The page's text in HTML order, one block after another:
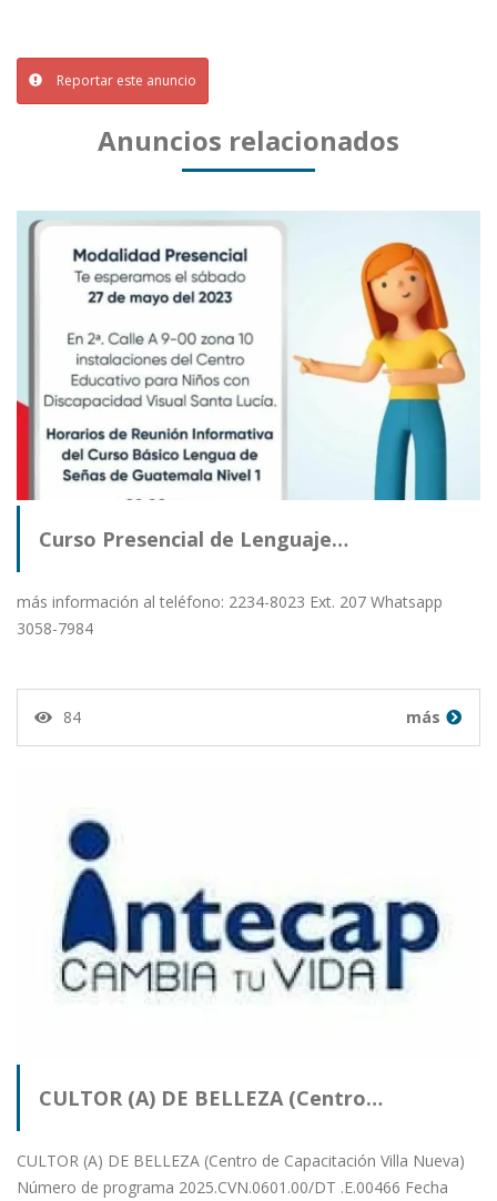
Reportar este anuncio
Anuncios relacionados
Curso Presencial de Lenguaje…
más información al teléfono: 2234-8023 Ext. 207 Whatsapp
3058-7984
84 más
CULTOR (A) DE BELLEZA (Centro…
CULTOR (A) DE BELLEZA (Centro de Capacitación Villa Nueva)
Número de programa 2025.CVN.0601.00/DT .E.00466 Fecha